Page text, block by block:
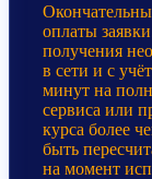
оплаты
получения
в сети и с
минут на
сервиса или
курса более
быть
на момент